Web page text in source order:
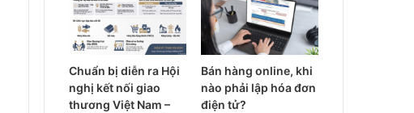
Chuẩn bị diễn ra Hội
nghị kết nối giao
thương Việt Nam –
Bán hàng online, khi
nào phải lập hóa đơn
điện tử?